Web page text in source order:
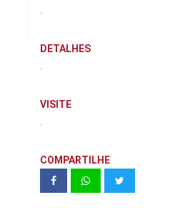
DETALHES
VISITE
COMPARTILHE
HB20 CONFORT 1.0 | HMB